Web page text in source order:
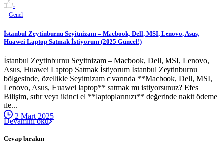
-
Genel
İstanbul Zeytinburnu Seyitnizam – Macbook, Dell, MSI, Lenovo, Asus,
Huawei Laptop Satmak İstiyorum (2025 Güncel!)
İstanbul Zeytinburnu Seyitnizam – Macbook, Dell, MSI, Lenovo,
Asus, Huawei Laptop Satmak İstiyorum İstanbul Zeytinburnu
bölgesinde, özellikle Seyitnizam civarında **Macbook, Dell, MSI,
Lenovo, Asus, Huawei laptop** satmak mı istiyorsunuz? Efes
Bilişim, sıfır veya ikinci el **laptoplarınızı** değerinde nakit ödeme
ile...
2 Mart 2025
Devamını oku
Cevap bırakın